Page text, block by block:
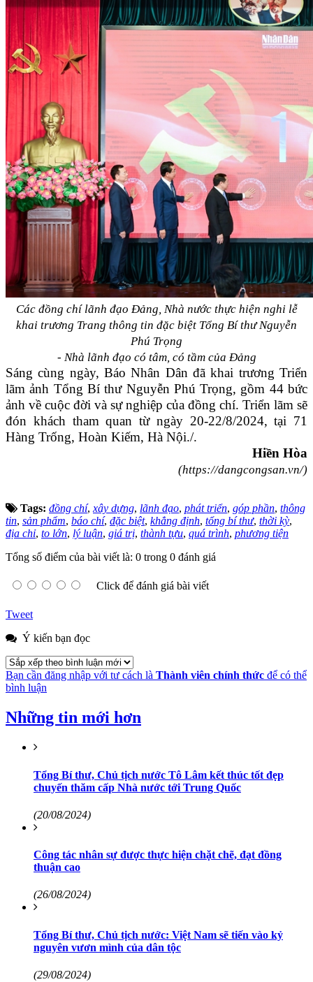
Các đồng chí lãnh đạo Đảng, Nhà nước thực hiện nghi lễ
khai trương Trang thông tin đặc biệt Tổng Bí thư Nguyễn
Phú Trọng
- Nhà lãnh đạo có tâm, có tầm của Đảng
Sáng cùng ngày, Báo Nhân Dân đã khai trương Triển
lãm ảnh Tổng Bí thư Nguyễn Phú Trọng, gồm 44 bức
ảnh về cuộc đời và sự nghiệp của đồng chí. Triển lãm sẽ
đón khách tham quan từ ngày 20-22/8/2024, tại 71
Hàng Trống, Hoàn Kiếm, Hà Nội./.
Hiền Hòa
(https://dangcongsan.vn/)
Tags: đồng chí,xây dựng, lãnh đạo, phát triển, góp phần, thông
tin, sản phẩm, báo chí, đặc biệt, khẳng định, tổng bí thư, thời kỳ,
địa chỉ, to lớn, lý luận, giá trị, thành tựu, quá trình, phương tiện
Tổng số điểm của bài viết là: 0 trong 0 đánh giá
Click để đánh giá bài viết
Tweet
Ý kiến bạn đọc
Bạn cần đăng nhập với tư cách là Thành viên chính thức để có thể
bình luận
Những tin mới hơn
Tổng Bí thư, Chủ tịch nước Tô Lâm kết thúc tốt đẹp
chuyến thăm cấp Nhà nước tới Trung Quốc
(20/08/2024)
Công tác nhân sự được thực hiện chặt chẽ, đạt đồng
thuận cao
(26/08/2024)
Tổng Bí thư, Chủ tịch nước: Việt Nam sẽ tiến vào kỷ
nguyên vươn mình của dân tộc
(29/08/2024)